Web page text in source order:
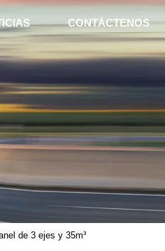
CONTÁCTENOS
de 3 ejes y 35m³